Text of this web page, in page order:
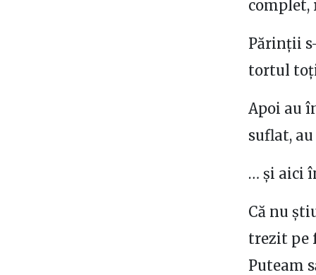
complet,
Părinții
tortul toți
Apoi au
suflat,
… și aici
Că nu
trezit pe
Puteam